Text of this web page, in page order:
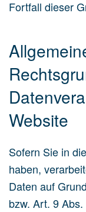
Fortfall dieser
Website
Sofern Sie in
haben,
Daten auf
bzw. Art. 9